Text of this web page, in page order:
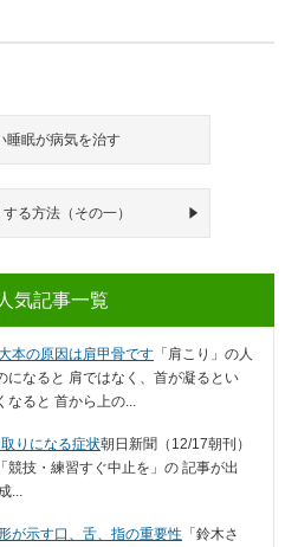
睡眠が病気を治す
る方法（その一）
気記事一覧
本の原因は肩甲骨です 「肩こり」の人
なると 肩ではなく、首が凝るとい
ると 首から上の...
りになる症状朝日新聞（12/17朝刊）
技・練習すぐ中止を」の 記事が出
...
が示す口、舌、指の重要性 「鈴木さ